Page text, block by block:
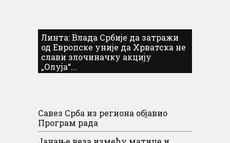
Линта: Влада Србије да затражи
од Европске уније да Хрватска не
слави злочиначку акцију
„Олуја“...
Савез Срба из региона објавио
Програм рада